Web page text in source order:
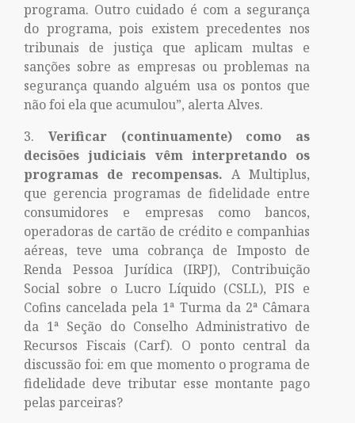
programa. Outro cuidado é com a segurança
do programa, pois existem precedentes nos
tribunais de justiça que aplicam multas e
sanções sobre as empresas ou problemas na
segurança quando alguém usa os pontos que
não foi ela que acumulou”, alerta Alves.
Verificar (continuamente) como as
decisões judiciais vêm interpretando os
programas de recompensas. A Multiplus,
que gerencia programas de fidelidade entre
consumidores e empresas como bancos,
operadoras de cartão de crédito e companhias
aéreas, teve uma cobrança de Imposto de
Renda Pessoa Jurídica (IRPJ), Contribuição
Social sobre o Lucro Líquido (CSLL), PIS e
Cofins cancelada pela 1ª Turma da 2ª Câmara
da 1ª Seção do Conselho Administrativo de
Recursos Fiscais (Carf). O ponto central da
discussão foi: em que momento o programa de
fidelidade deve tributar esse montante pago
pelas parceiras?